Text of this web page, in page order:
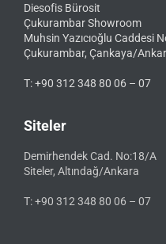
Diesofis Bürosit
Çukurambar Showroom
Muhsin Yazıcıoğlu Caddesi
Çukurambar, Çankaya/
T: +90 312 348 80 06 – 07
Siteler
Demirhendek Cad. No:18/A
Siteler, Altındağ/Ankara
T: +90 312 348 80 06 – 07